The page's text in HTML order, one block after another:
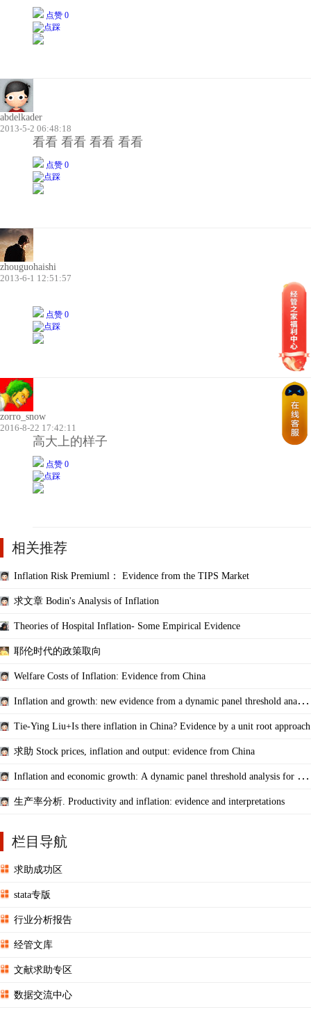
点赞 0
abdelkader
2013-5-2 06:48:18
看看 看看 看看 看看
点赞 0
zhouguohaishi
2013-6-1 12:51:57
点赞 0
zorro_snow
2016-8-22 17:42:11
高大上的样子
点赞 0
相关推荐
Inflation Risk Premiuml： Evidence from the TIPS Market
求文章 Bodin's Analysis of Inflation
Theories of Hospital Inflation- Some Empirical Evidence
耶伦时代的政策取向
Welfare Costs of Inflation: Evidence from China
Inflation and growth: new evidence from a dynamic panel threshold analysi
Tie-Ying Liu+Is there inflation in China? Evidence by a unit root approach
求助 Stock prices, inflation and output: evidence from China
Inflation and economic growth: A dynamic panel threshold analysis for Asi
生产率分析. Productivity and inflation: evidence and interpretations
栏目导航
求助成功区
stata专版
行业分析报告
经管文库
文献求助专区
数据交流中心